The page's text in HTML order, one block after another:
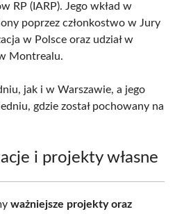
RP (IARP). Jego wkład w
poprzez członkostwo w Jury
w Polsce oraz udział w
Montrealu.
jak i w Warszawie, a jego
gdzie został pochowany na
i projekty własne
ważniejsze projekty oraz